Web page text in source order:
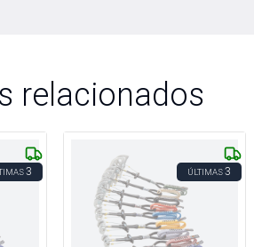
relacionados
3 ÚLTIMAS3